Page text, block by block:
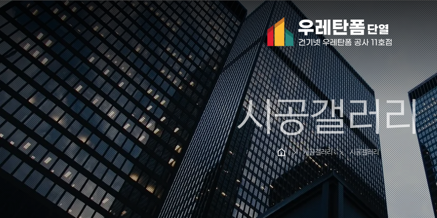
시공갤러리
chevron_right 시공갤러리 chevron_right 시공갤러리